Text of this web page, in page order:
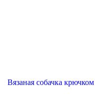
Вязаная собачка